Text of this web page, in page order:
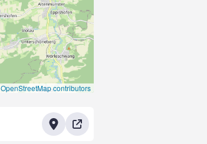
OpenStreetMap contributors